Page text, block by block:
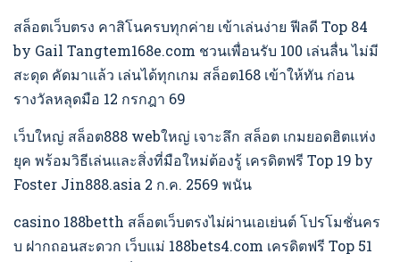
สล็อตเว็บตรง คาสิโนครบทุกค่าย เข้าเล่นง่าย ฟีลดี Top 84
by Gail Tangtem168e.com ชวนเพื่อนรับ 100 เล่นลื่น ไม่มี
สะดุด คัดมาแล้ว เล่นได้ทุกเกม สล็อต168 เข้าให้ทัน ก่อน
รางวัลหลุดมือ 12 กรกฎา 69
เว็บใหญ่ สล็อต888 webใหญ่ เจาะลึก สล็อต เกมยอดฮิตแห่ง
ยุค พร้อมวิธีเล่นและสิ่งที่มือใหม่ต้องรู้ เครดิตฟรี Top 19 by
Foster Jin888.asia 2 ก.ค. 2569 พนัน
casino 188betth สล็อตเว็บตรงไม่ผ่านเอเย่นต์ โปรโมชั่นคร
บ ฝากถอนสะดวก เว็บแม่ 188bets4.com เครดิตฟรี Top 51